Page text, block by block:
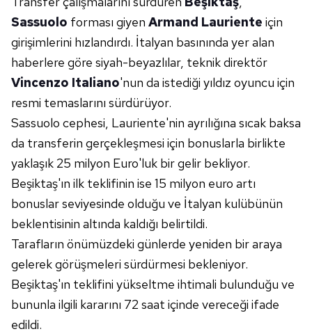
Sassuolo forması giyen Armand Lauriente için
girişimlerini hızlandırdı. İtalyan basınında yer alan
haberlere göre siyah-beyazlılar, teknik direktör
Vincenzo Italiano'nun da istediği yıldız oyuncu için
resmi temaslarını sürdürüyor.
Sassuolo cephesi, Lauriente'nin ayrılığına sıcak baksa
da transferin gerçekleşmesi için bonuslarla birlikte
yaklaşık 25 milyon Euro'luk bir gelir bekliyor.
Beşiktaş'ın ilk teklifinin ise 15 milyon euro artı
bonuslar seviyesinde olduğu ve İtalyan kulübünün
beklentisinin altında kaldığı belirtildi.
Tarafların önümüzdeki günlerde yeniden bir araya
gelerek görüşmeleri sürdürmesi bekleniyor.
Beşiktaş'ın teklifini yükseltme ihtimali bulunduğu ve
bununla ilgili kararını 72 saat içinde vereceği ifade
edildi.